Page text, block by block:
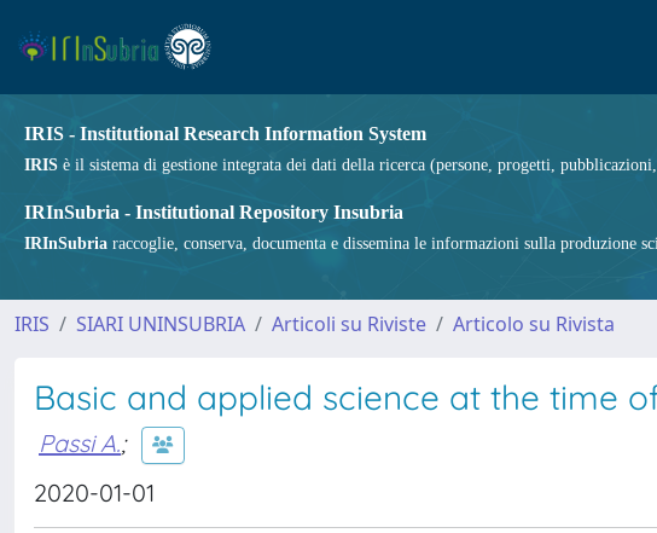
IRIS - Institutional Research Information System
IRIS è il sistema di gestione integrata dei dati della ricerca (persone, progetti,
IRInSubria - Institutional Repository Insubria
IRInSubria raccoglie, conserva, documenta e dissemina le informazioni sulla
IRIS SIARI UNINSUBRIA Articoli su Riviste Articolo su Rivista
Basic and applied science at the time
Passi A.;
2020-01-01